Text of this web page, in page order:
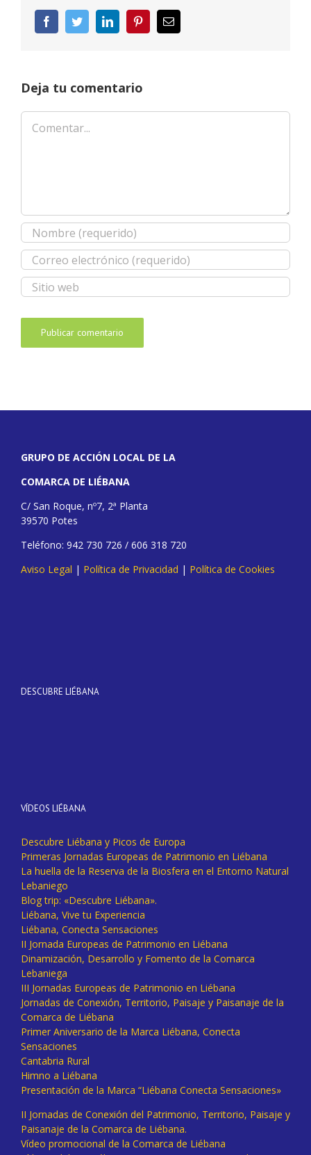
FacebookTwitterLinkedInPinterestCorreo
electrónico
Deja tu comentario
Comentar
GRUPO DE ACCIÓN LOCAL DE LA
COMARCA DE LIÉBANA
C/ San Roque, nº7, 2ª Planta
39570 Potes
Teléfono: 942 730 726 / 606 318 720
Aviso Legal | Política de Privacidad | Política de Cookies
DESCUBRE LIÉBANA
VÍDEOS LIÉBANA
Descubre Liébana y Picos de Europa
Primeras Jornadas Europeas de Patrimonio en Liébana
La huella de la Reserva de la Biosfera en el Entorno Natural
Lebaniego
Blog trip: «Descubre Liébana».
Liébana, Vive tu Experiencia
Liébana, Conecta Sensaciones
II Jornada Europeas de Patrimonio en Liébana
Dinamización, Desarrollo y Fomento de la Comarca
Lebaniega
III Jornadas Europeas de Patrimonio en Liébana
Jornadas de Conexión, Territorio, Paisaje y Paisanaje de la
Comarca de Liébana
Primer Aniversario de la Marca Liébana, Conecta
Sensaciones
Cantabria Rural
Himno a Liébana
Presentación de la Marca “Liébana Conecta Sensaciones»
II Jornadas de Conexión del Patrimonio, Territorio, Paisaje y
Paisanaje de la Comarca de Liébana.
Vídeo promocional de la Comarca de Liébana